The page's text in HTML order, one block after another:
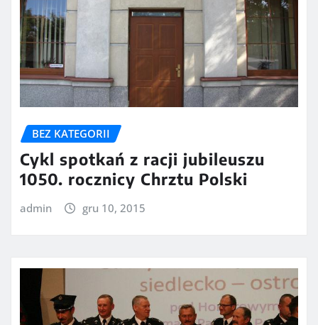
BEZ KATEGORII
Cykl spotkań z racji jubileuszu
1050. rocznicy Chrztu Polski
admin gru 10, 2015